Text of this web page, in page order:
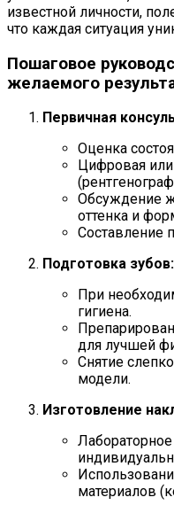
известной личности,
что каждая ситуация
Пошаговое
желаемого
Первичная
Оценка
Цифровая
Обсуждение
оттенка и
Составление
Подготовка зубов:
При
гигиена.
для лучшей
Снятие
модели.
Изготовление
материалов